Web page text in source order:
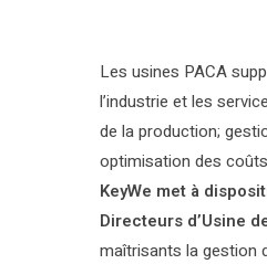
Les usines PACA
l’industrie et les
de la production;
optimisation des
KeyWe met à
Directeurs d’Usine
maîtrisants la gestion